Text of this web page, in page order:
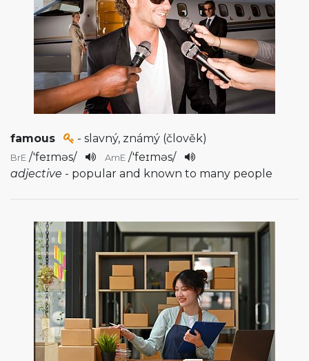
famous - slavný, známý (člověk)
BrE /'feɪməs/ AmE /'feɪməs/
adjective - popular and known to many people